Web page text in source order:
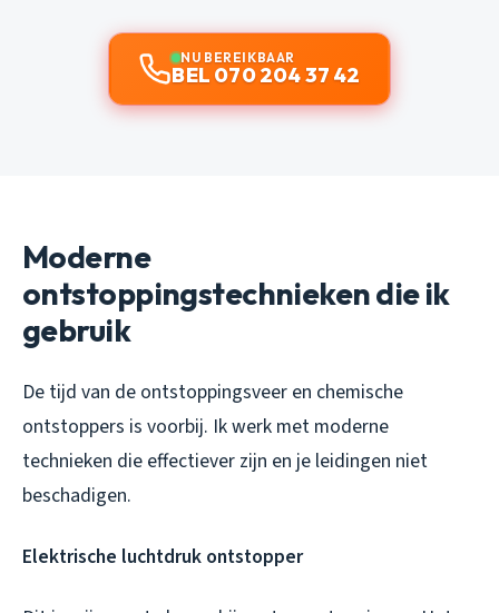
NU BEREIKBAAR
BEL 070 204 37 42
Moderne
ontstoppingstechnieken die ik
gebruik
De tijd van de ontstoppingsveer en chemische
ontstoppers is voorbij. Ik werk met moderne
technieken die effectiever zijn en je leidingen niet
beschadigen.
Elektrische luchtdruk ontstopper